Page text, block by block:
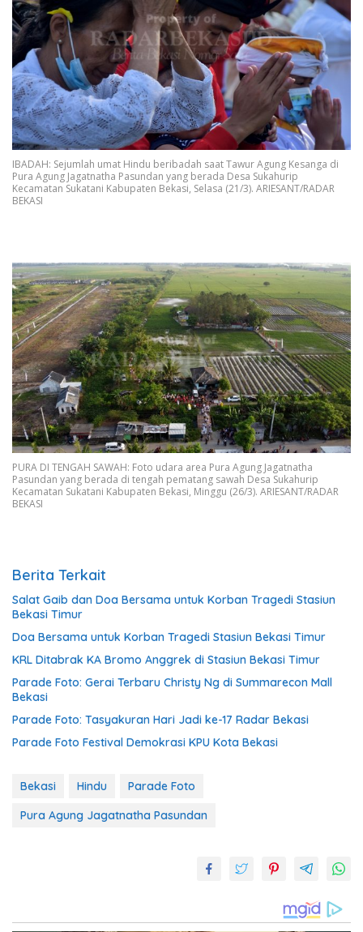
IBADAH: Sejumlah umat Hindu beribadah saat Tawur Agung Kesanga di
Pura Agung Jagatnatha Pasundan yang berada Desa Sukahurip
Kecamatan Sukatani Kabupaten Bekasi, Selasa (21/3). ARIESANT/RADAR
BEKASI
PURA DI TENGAH SAWAH: Foto udara area Pura Agung Jagatnatha
Pasundan yang berada di tengah pematang sawah Desa Sukahurip
Kecamatan Sukatani Kabupaten Bekasi, Minggu (26/3). ARIESANT/RADAR
BEKASI
Berita Terkait
Salat Gaib dan Doa Bersama untuk Korban Tragedi Stasiun
Bekasi Timur
Doa Bersama untuk Korban Tragedi Stasiun Bekasi Timur
KRL Ditabrak KA Bromo Anggrek di Stasiun Bekasi Timur
Parade Foto: Gerai Terbaru Christy Ng di Summarecon Mall
Bekasi
Parade Foto: Tasyakuran Hari Jadi ke-17 Radar Bekasi
Parade Foto Festival Demokrasi KPU Kota Bekasi
Bekasi Hindu
Parade Foto
Pura Agung Jagatnatha Pasundan